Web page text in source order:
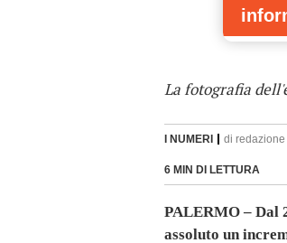
La fotografia
I NUMERI di redazione
6 MIN DI LETTURA
PALERMO – Dal
assoluto un